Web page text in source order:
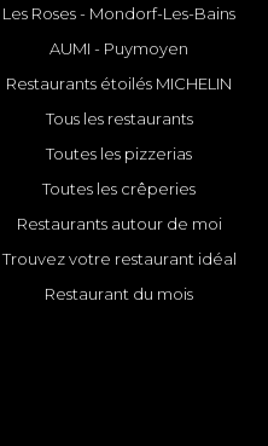
Les Roses - Mondorf-Les-Bains
AUMI - Puymoyen
Restaurants étoilés MICHELIN
Tous les restaurants
Toutes les pizzerias
Toutes les crêperies
Restaurants autour de moi
Trouvez votre restaurant idéal
Restaurant du mois